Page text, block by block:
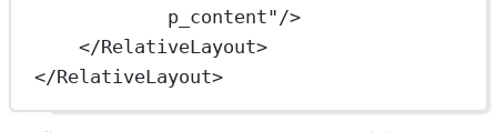
p_content" />
</RelativeLayout>
</RelativeLayout>